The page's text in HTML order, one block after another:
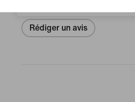
Rédiger un avis